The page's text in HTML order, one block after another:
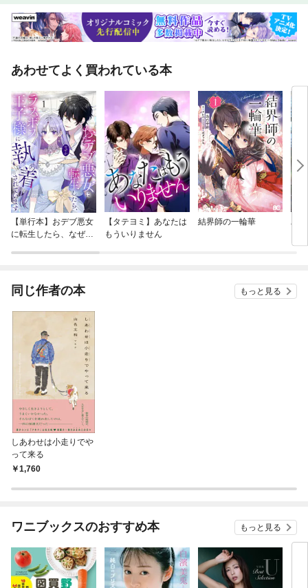
あわせてよく買われている本
【単行本】おデブ悪女
に転生したら、なぜか
【タテヨミ】あなたは
もういりません
結界師の一輪華
バ
今
同じ作者の本 もっと見る
しあわせは小走りでや
って来る
1,760
ワニブックスのおすすめ本 もっと見る